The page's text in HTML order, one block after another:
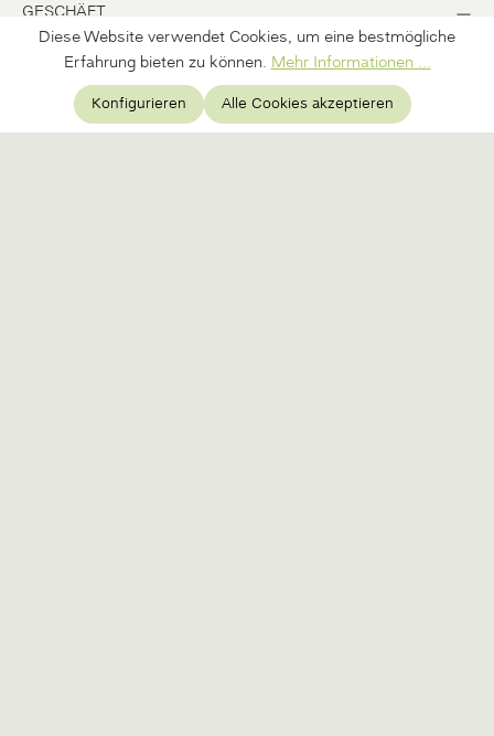
GESCHÄFT
BÜRO
INFORMATION
Diese Website verwendet Cookies, um eine bestmögliche
Erfahrung bieten zu können. Mehr Informationen ...
Konfigurieren Alle Cookies akzeptieren